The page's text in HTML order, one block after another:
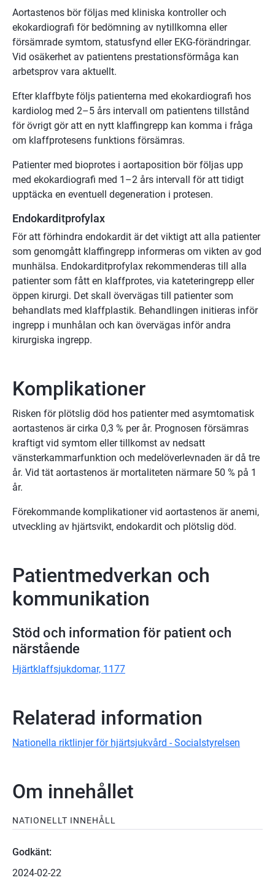
Aortastenos bör följas med kliniska kontroller och
ekokardiografi för bedömning av nytillkomna eller
försämrade symtom, statusfynd eller EKG-förändringar.
Vid osäkerhet av patientens prestationsförmåga kan
arbetsprov vara aktuellt.
Efter klaffbyte följs patienterna med ekokardiografi hos
kardiolog med 2–5 års intervall om patientens tillstånd
för övrigt gör att en nytt klaffingrepp kan komma i fråga
om klaffprotesens funktions försämras.
Patienter med bioprotes i aortaposition bör följas upp
med ekokardiografi med 1–2 års intervall för att tidigt
upptäcka en eventuell degeneration i protesen.
Endokarditprofylax
För att förhindra endokardit är det viktigt att alla patienter
som genomgått klaffingrepp informeras om vikten av god
munhälsa. Endokarditprofylax rekommenderas till alla
patienter som fått en klaffprotes, via kateteringrepp eller
öppen kirurgi. Det skall övervägas till patienter som
behandlats med klaffplastik. Behandlingen initieras inför
ingrepp i munhålan och kan övervägas inför andra
kirurgiska ingrepp.
Komplikationer
Risken för plötslig död hos patienter med asymtomatisk
aortastenos är cirka 0,3 % per år. Prognosen försämras
kraftigt vid symtom eller tillkomst av nedsatt
vänsterkammarfunktion och medelöverlevnaden är då tre
år. Vid tät aortastenos är mortaliteten närmare 50 % på 1
år.
Förekommande komplikationer vid aortastenos är anemi,
utveckling av hjärtsvikt, endokardit och plötslig död.
Patientmedverkan och
kommunikation
Stöd och information för patient och
närstående
Hjärtklaffsjukdomar, 1177
Relaterad information
Nationella riktlinjer för hjärtsjukvård - Socialstyrelsen
Om innehållet
NATIONELLT INNEHÅLL
Godkänt:
2024-02-22